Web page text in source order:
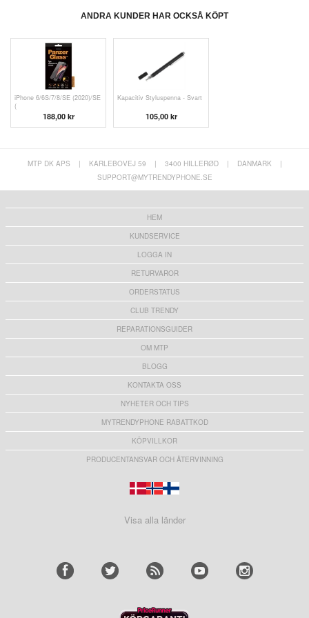
ANDRA KUNDER HAR OCKSÅ KÖPT
iPhone 6/6S/7/8/SE (2020)/SE
(
188,00 kr
Kapacitiv Styluspenna - Svart
105,00 kr
MTP DK APS | KARLEBOVEJ 59 | 3400 HILLERØD | DANMARK
|
SUPPORT@MYTRENDYPHONE.SE
HEM
KUNDSERVICE
LOGGA IN
RETURVAROR
ORDERSTATUS
CLUB TRENDY
REPARATIONSGUIDER
OM MTP
BLOGG
KONTAKTA OSS
NYHETER OCH TIPS
MYTRENDYPHONE RABATTKOD
KÖPVILLKOR
PRODUCENTANSVAR OCH ÅTERVINNING
Visa alla länder